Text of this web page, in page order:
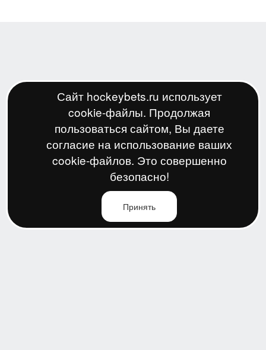
Сайт hockeybets.ru использует
cookie-файлы. Продолжая
пользоваться сайтом, Вы даете
согласие на использование ваших
cookie-файлов. Это совершенно
безопасно!
Принять